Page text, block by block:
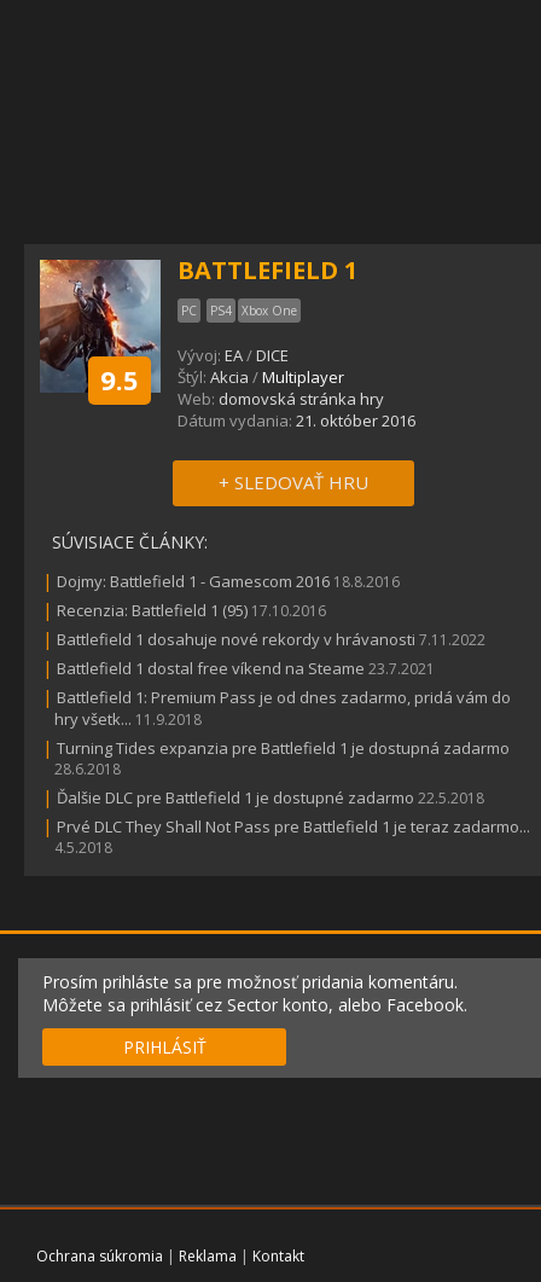
9.5
BATTLEFIELD 1
PC PS4 Xbox One
Vývoj: EA/DICE
Štýl: Akcia /Multiplayer
Web: domovská stránka hry
Dátum vydania: 21. október 2016
+ SLEDOVAŤ HRU
SÚVISIACE ČLÁNKY:
| Dojmy: Battlefield 1 - Gamescom 2016 18.8.2016
| Recenzia: Battlefield 1 (95) 17.10.2016
| Battlefield 1 dosahuje nové rekordy v hrávanosti 7.11.2022
| Battlefield 1 dostal free víkend na Steame 23.7.2021
| Battlefield 1: Premium Pass je od dnes zadarmo, pridá vám do
hry všetk... 11.9.2018
| Turning Tides expanzia pre Battlefield 1 je dostupná zadarmo
28.6.2018
| Ďalšie DLC pre Battlefield 1 je dostupné zadarmo 22.5.2018
| Prvé DLC They Shall Not Pass pre Battlefield 1 je teraz zadarmo...
4.5.2018
Prosím prihláste sa pre možnosť pridania komentáru.
Môžete sa prihlásiť cez Sector konto, alebo Facebook.
PRIHLÁSIŤ
Ochrana súkromia | Reklama | Kontakt